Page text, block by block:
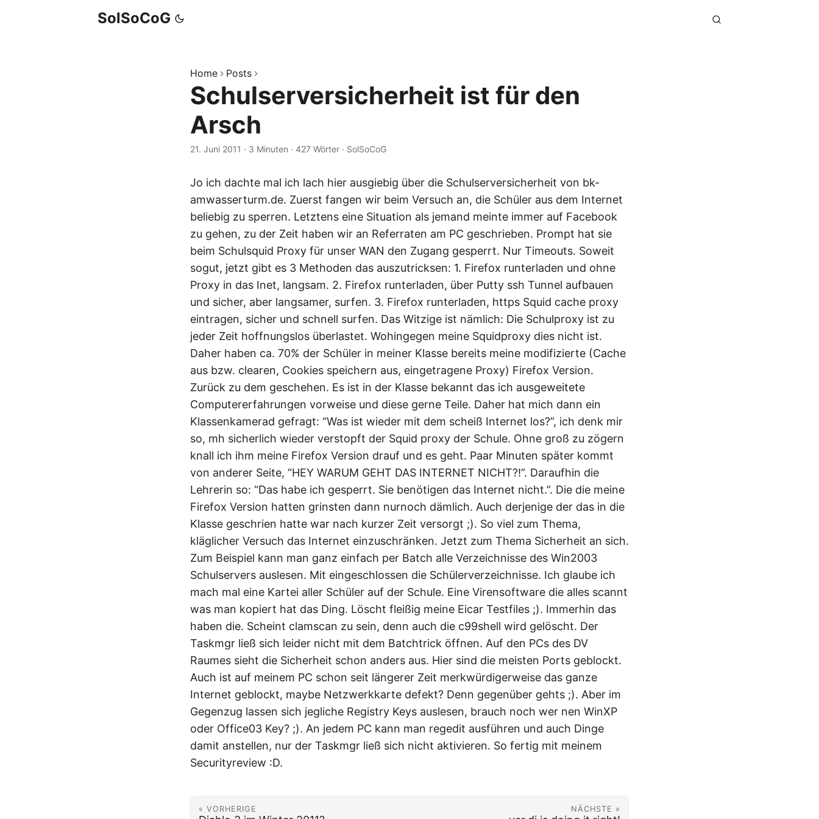
SolSoCoG
Home Posts
Schulserversicherheit ist für den
Arsch
21. Juni 2011 · 3 Minuten · 427 Wörter · SolSoCoG
Jo ich dachte mal ich lach hier ausgiebig über die Schulserversicherheit von bk-
amwasserturm.de. Zuerst fangen wir beim Versuch an, die Schüler aus dem Internet
beliebig zu sperren. Letztens eine Situation als jemand meinte immer auf Facebook
zu gehen, zu der Zeit haben wir an Referraten am PC geschrieben. Prompt hat sie
beim Schulsquid Proxy für unser WAN den Zugang gesperrt. Nur Timeouts. Soweit
sogut, jetzt gibt es 3 Methoden das auszutricksen: 1. Firefox runterladen und ohne
Proxy in das Inet, langsam. 2. Firefox runterladen, über Putty ssh Tunnel aufbauen
und sicher, aber langsamer, surfen. 3. Firefox runterladen, https Squid cache proxy
eintragen, sicher und schnell surfen. Das Witzige ist nämlich: Die Schulproxy ist zu
jeder Zeit hoffnungslos überlastet. Wohingegen meine Squidproxy dies nicht ist.
Daher haben ca. 70% der Schüler in meiner Klasse bereits meine modifizierte (Cache
aus bzw. clearen, Cookies speichern aus, eingetragene Proxy) Firefox Version.
Zurück zu dem geschehen. Es ist in der Klasse bekannt das ich ausgeweitete
Computererfahrungen vorweise und diese gerne Teile. Daher hat mich dann ein
Klassenkamerad gefragt: “Was ist wieder mit dem scheiß Internet los?”, ich denk mir
so, mh sicherlich wieder verstopft der Squid proxy der Schule. Ohne groß zu zögern
knall ich ihm meine Firefox Version drauf und es geht. Paar Minuten später kommt
von anderer Seite, “HEY WARUM GEHT DAS INTERNET NICHT?!”. Daraufhin die
Lehrerin so: “Das habe ich gesperrt. Sie benötigen das Internet nicht.”. Die die meine
Firefox Version hatten grinsten dann nurnoch dämlich. Auch derjenige der das in die
Klasse geschrien hatte war nach kurzer Zeit versorgt ;). So viel zum Thema,
kläglicher Versuch das Internet einzuschränken. Jetzt zum Thema Sicherheit an sich.
Zum Beispiel kann man ganz einfach per Batch alle Verzeichnisse des Win2003
Schulservers auslesen. Mit eingeschlossen die Schülerverzeichnisse. Ich glaube ich
mach mal eine Kartei aller Schüler auf der Schule. Eine Virensoftware die alles scannt
was man kopiert hat das Ding. Löscht fleißig meine Eicar Testfiles ;). Immerhin das
haben die. Scheint clamscan zu sein, denn auch die c99shell wird gelöscht. Der
Taskmgr ließ sich leider nicht mit dem Batchtrick öffnen. Auf den PCs des DV
Raumes sieht die Sicherheit schon anders aus. Hier sind die meisten Ports geblockt.
Auch ist auf meinem PC schon seit längerer Zeit merkwürdigerweise das ganze
Internet geblockt, maybe Netzwerkkarte defekt? Denn gegenüber gehts ;). Aber im
Gegenzug lassen sich jegliche Registry Keys auslesen, brauch noch wer nen WinXP
oder Office03 Key? ;). An jedem PC kann man regedit ausführen und auch Dinge
damit anstellen, nur der Taskmgr ließ sich nicht aktivieren. So fertig mit meinem
Securityreview :D.
« VORHERIGE NÄCHSTE »